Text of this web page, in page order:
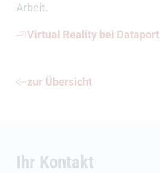
Arbeit.
Virtual Reality bei Dataport
zur Übersicht
Ihr Kontakt